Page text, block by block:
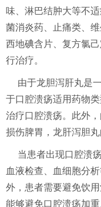
味、淋巴结肿大等不
菌消炎药、止痛类、
西地碘含片、复方氯
行治疗。
由于龙胆泻肝丸是
于口腔溃疡适用药物
治疗口腔溃疡。此外
损伤脾胃，龙肝泻胆
当患者出现口腔溃
血液检查、血细胞分
外，患者需要避免饮
能够避免口腔溃疡加重